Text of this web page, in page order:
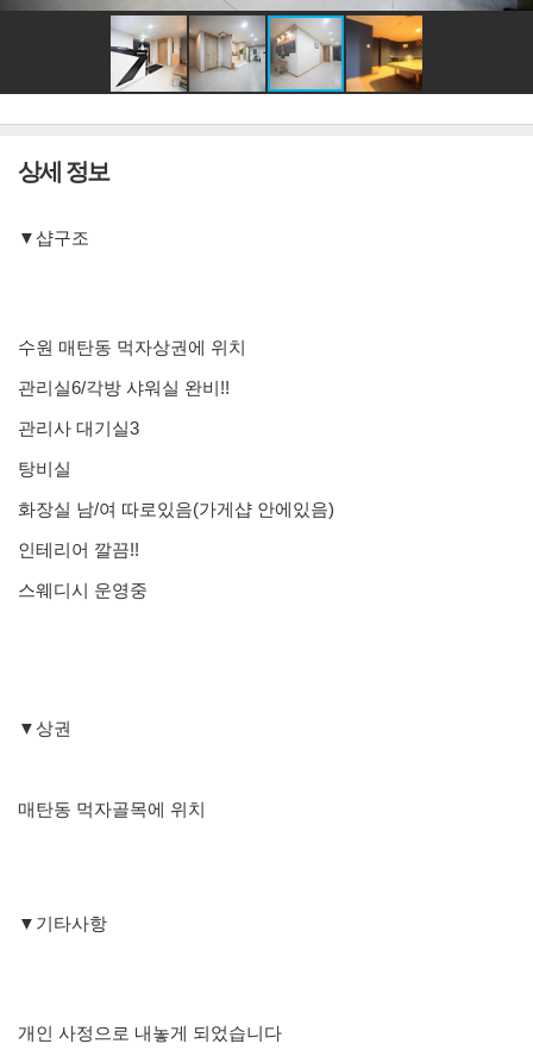
상세 정보
▼샵구조
수원 매탄동 먹자상권에 위치
관리실6/각방 샤워실 완비!!
관리사 대기실3
탕비실
화장실 남/여 따로있음(가게샵 안에있음)
인테리어 깔끔!!
스웨디시 운영중
▼상권
매탄동 먹자골목에 위치
▼기타사항
개인 사정으로 내놓게 되었습니다